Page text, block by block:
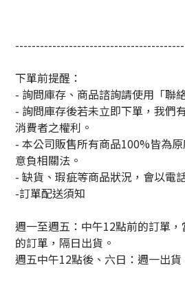
下單前提醒：
- 詢問庫存、商品諮詢請使用「聯
- 詢問庫存後若未立即下單，我們
消費者之權利。
- 本公司販售所有商品100%皆為
意負相關法。
- 缺貨、瑕疵等商品狀況，會以電
-訂單配送須知
週一至週五：中午12點前的訂單
的訂單，隔日出貨。
週五中午12點後、六日：週一出貨